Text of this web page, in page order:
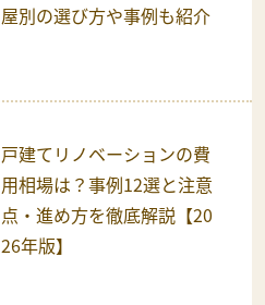
屋別の選び方や事例も紹介
戸建てリノベーションの費
用相場は？事例12選と注意
点・進め方を徹底解説【20
26年版】